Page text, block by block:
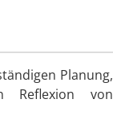
Planung,
Reflexion von